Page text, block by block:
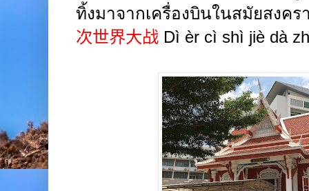
ทิ้งมาจากเครื่องบินในสมัยสงค
次世界大战 Dì èr cì shì jiè dà